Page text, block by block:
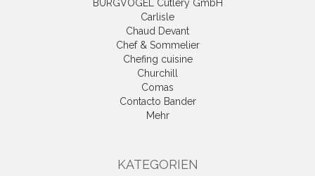
BURGVOGEL Cutlery GmbH
Carlisle
Chaud Devant
Chef & Sommelier
Chefing cuisine
Churchill
Comas
Contacto Bander
Mehr
KATEGORIEN